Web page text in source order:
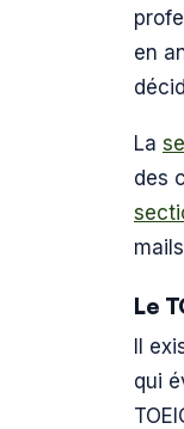
en
La
des
Le
Il
qui